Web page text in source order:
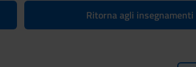
Ritorna agli